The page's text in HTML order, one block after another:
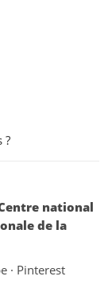
?
national
de la
· Pinterest